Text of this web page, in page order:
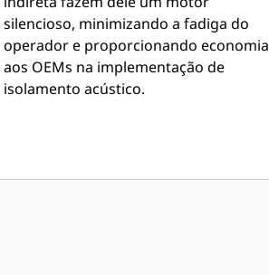
silencioso, minimizando a fadiga do
operador e proporcionando economia
aos OEMs na implementação de
isolamento acústico.